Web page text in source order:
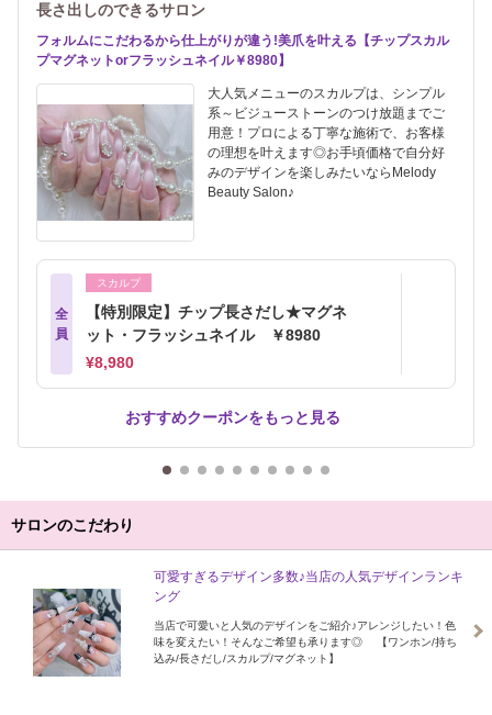
長さ出しのできるサロン
フォルムにこだわるから仕上がりが違う!美爪を叶える【チップスカル
プマグネットorフラッシュネイル￥8980】
大人気メニューのスカルプは、シンプル
系～ビジューストーンのつけ放題までご
用意！プロによる丁寧な施術で、お客様
の理想を叶えます◎お手頃価格で自分好
みのデザインを楽しみたいならMelody
Beauty Salon♪
全
員
スカルプ
【特別限定】チップ長さだし★マグネ
ット・フラッシュネイル ￥8980
¥8,980
おすすめクーポンをもっと見る
サロンのこだわり
可愛すぎるデザイン多数♪当店の人気デザインランキ
ング
当店で可愛いと人気のデザインをご紹介♪アレンジしたい！色
味を変えたい！そんなご希望も承ります◎ 【ワンホン/持ち
込み/長さだし/スカルプ/マグネット】